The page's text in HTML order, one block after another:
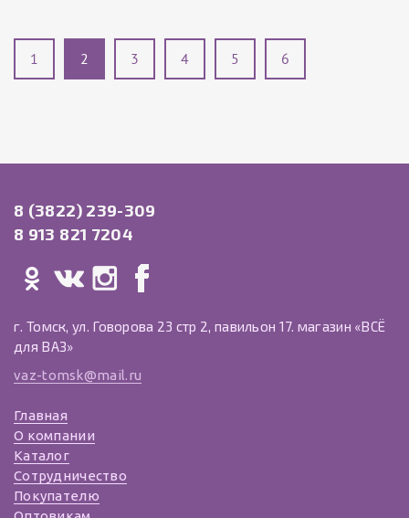
1 2 3 4 5 6
8 (3822) 239-309
8 913 821 7204
г. Томск, ул. Говорова 23 стр 2, павильон 17. магазин «ВСЁ
для ВАЗ»
vaz-tomsk@mail.ru
Главная
О компании
Каталог
Сотрудничество
Покупателю